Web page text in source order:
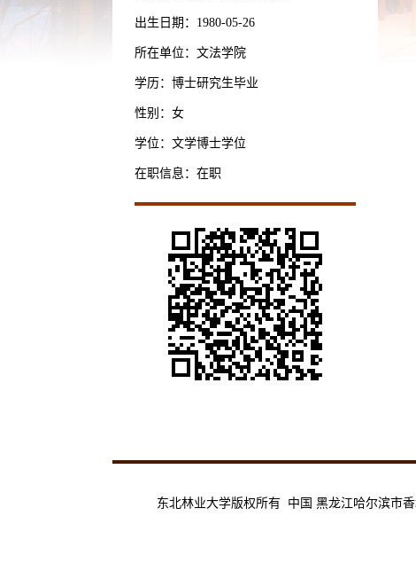
出生日期：1980-05-26
所在单位：文法学院
学历：博士研究生毕业
性别：女
学位：文学博士学位
在职信息：在职
东北林业大学版权所有 中国 黑龙江哈尔滨市